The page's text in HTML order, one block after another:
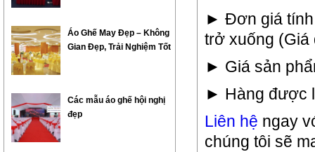
► Đơn giá tính
trở xuống (Giá
► Giá sản
► Hàng được
Liên hệ ngay
chúng tôi sẽ
Áo Ghế May Đẹp – Không
Gian Đẹp, Trải Nghiệm Tốt
Các mẫu áo ghế hội nghị
đẹp